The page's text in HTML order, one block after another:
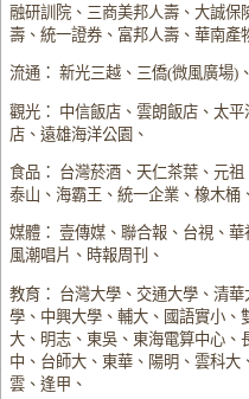
融研訓院、三商美邦人壽、大誠保
壽、統一證券、富邦人壽、華南產
流通： 新光三越、三僑(微風廣場)
觀光： 中信飯店、雲朗飯店、太
店、遠雄海洋公園、
食品： 台灣菸酒、天仁茶葉、元
泰山、海霸王、統一企業、橡木桶
媒體： 壹傳媒、聯合報、台視、
風潮唱片、時報周刊、
教育： 台灣大學、交通大學、清
學、中興大學、輔大、國語實小
大、明志、東吳、東海電算中心、
中、台師大、東華、陽明、雲科
雲、逢甲、